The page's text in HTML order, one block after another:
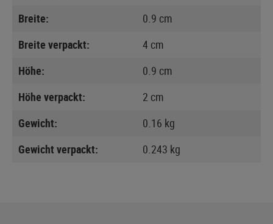
Breite:
0.9 cm
Breite verpackt:
4 cm
Höhe:
0.9 cm
Höhe verpackt:
2 cm
Gewicht:
0.16 kg
Gewicht verpackt:
0.243 kg